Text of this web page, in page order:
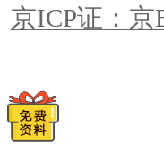
京ICP证：京